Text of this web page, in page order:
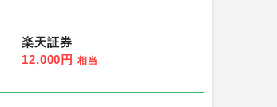
楽天証券
12,000円 相当